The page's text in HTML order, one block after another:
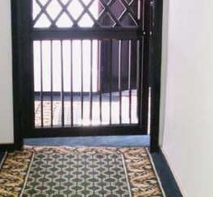
ковролина. Для получения
которые с радостью
лестницах.
Пансионат "Исток"